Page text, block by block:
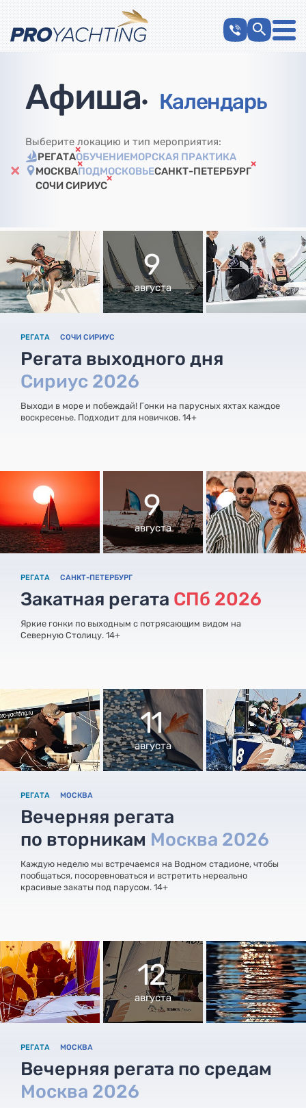
Афиша• Календарь
Выберите локацию и тип мероприятия:
РЕГАТАОБУЧЕНИЕМОРСКАЯ ПРАКТИКА
МОСКВАПОДМОСКОВЬЕСАНКТ-ПЕТЕРБУРГ
СОЧИ СИРИУС
9
августа
РЕГАТА СОЧИ СИРИУС
Регата выходного дня
Сириус 2026
Выходи в море и побеждай! Гонки на парусных яхтах каждое
воскресенье. Подходит для новичков. 14+
9
августа
РЕГАТА САНКТ-ПЕТЕРБУРГ
Закатная регата СПб 2026
Яркие гонки по выходным с потрясающим видом на
Северную Столицу. 14+
11
августа
РЕГАТА МОСКВА
Вечерняя регата
по вторникам Москва 2026
Каждую неделю мы встречаемся на Водном стадионе, чтобы
пообщаться, посоревноваться и встретить нереально
красивые закаты под парусом. 14+
12
августа
РЕГАТА МОСКВА
Вечерняя регата по средам
Москва 2026